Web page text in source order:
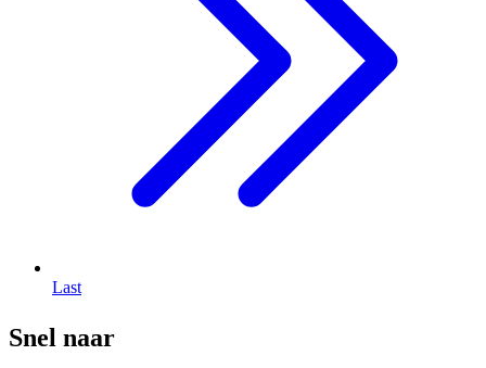
Last
Snel naar